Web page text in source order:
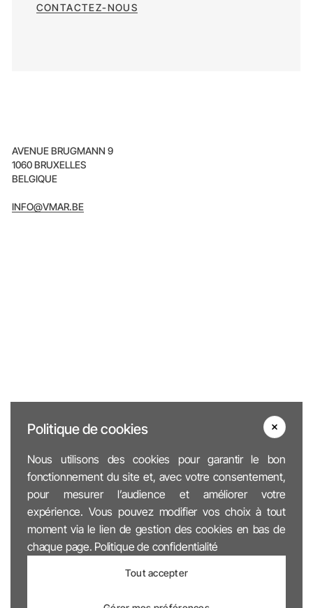
CONTACTEZ-NOUS
AVENUE BRUGMANN 9
1060 BRUXELLES
BELGIQUE
INFO@VMAR.BE
Politique de cookies
Nous utilisons des cookies pour garantir le bon
fonctionnement du site et, avec votre consentement,
pour mesurer l’audience et améliorer votre
expérience. Vous pouvez modifier vos choix à tout
moment via le lien de gestion des cookies en bas de
chaque page. Politique de confidentialité
Tout accepter